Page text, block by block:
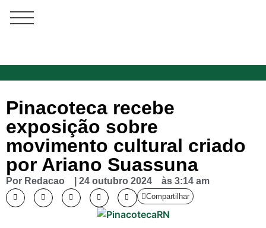
Pinacoteca recebe
exposição sobre
movimento cultural criado
por Ariano Suassuna
Por Redacao 24 outubro 2024 às 3:14 am
Compartilhar